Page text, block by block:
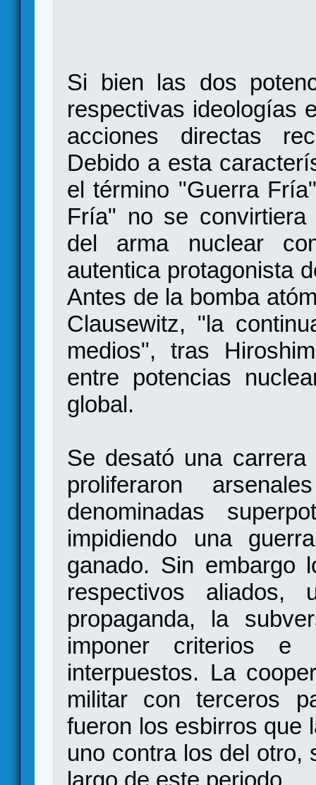
Si bien las dos
respectivas ideologías
acciones directas
Debido a esta
el término "Guerra
Fría" no se
del arma nuclear
autentica protagonista
Antes de la bomba
Clausewitz, "la
medios", tras
entre potencias
global.
Se desató una carrera
proliferaron
denominadas
impidiendo una
ganado. Sin
respectivos aliados,
propaganda, la
imponer criterios e
interpuestos. La
militar con terceros
fueron los esbirros que
uno contra los del otro,
largo de este periodo.